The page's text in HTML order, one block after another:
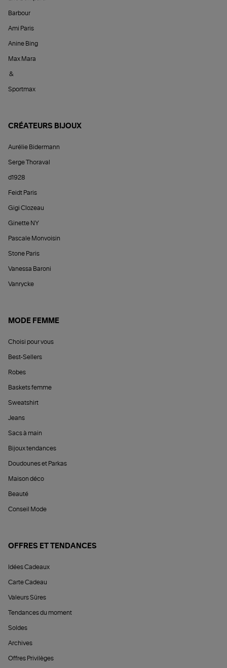
Barbour
Ami Paris
Anine Bing
Max Mara
&
Sportmax
CRÉATEURS BIJOUX
Aurélie Bidermann
Serge Thoraval
d1928
Feidt Paris
Gigi Clozeau
Ginette NY
Pascale Monvoisin
Stone Paris
Vanessa Baroni
Vanrycke
MODE FEMME
Choisi pour vous
Best-Sellers
Robes
Baskets femme
Sweatshirt
Jeans
Sacs à main
Bijoux tendances
Doudounes et Parkas
Maison déco
Beauté
Conseil Mode
OFFRES ET TENDANCES
Idées Cadeaux
Carte Cadeau
Valeurs Sûres
Tendances du moment
Soldes
Archives
Offres Privilèges